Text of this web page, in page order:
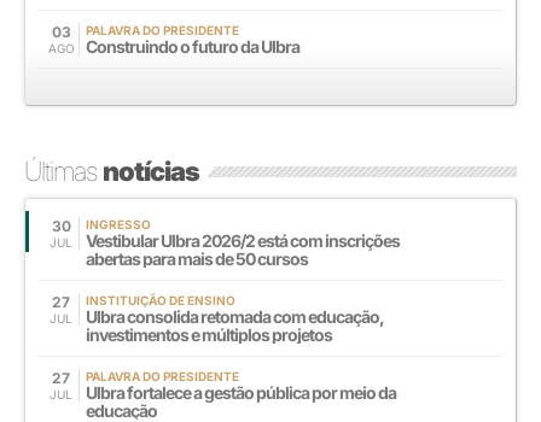
03
AGO
PALAVRA DO PRESIDENTE
Construindo o futuro da Ulbra
Últimasnotícias
30
JUL
INGRESSO
Vestibular Ulbra 2026/2 está com inscrições
abertas para mais de 50 cursos
27
JUL
INSTITUIÇÃO DE ENSINO
Ulbra consolida retomada com educação,
investimentos e múltiplos projetos
27
JUL
PALAVRA DO PRESIDENTE
Ulbra fortalece a gestão pública por meio da
educação